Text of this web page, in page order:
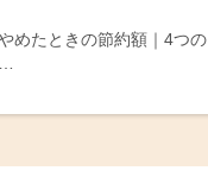
めたときの節約額｜4つの